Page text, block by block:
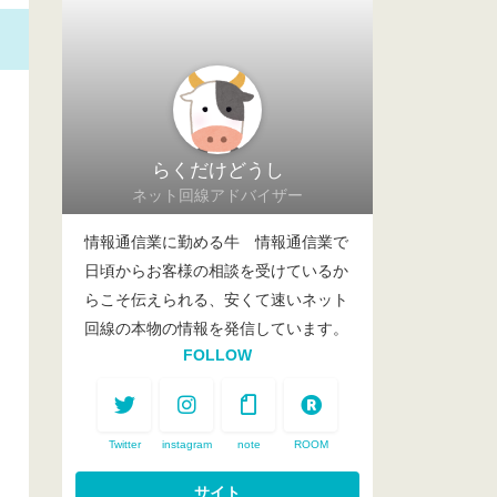
らくだけどうし
ネット回線アドバイザー
情報通信業に勤める牛 情報通信業で
日頃からお客様の相談を受けているか
らこそ伝えられる、安くて速いネット
回線の本物の情報を発信しています。
FOLLOW
Twitter instagram note ROOM